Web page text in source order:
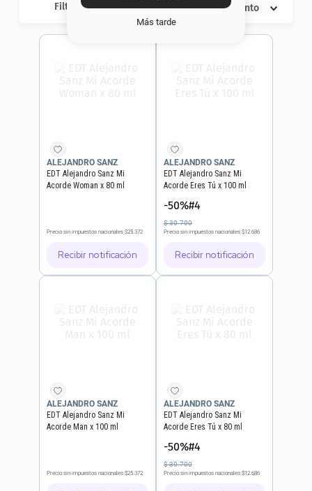
Más tarde
Filtros Descuento
ALEJANDRO SANZ
EDT Alejandro Sanz Mi
Acorde Woman x 80 ml
Precio sin impuestos nacionales $25.372
Recibir notificación
ALEJANDRO SANZ
EDT Alejandro Sanz Mi
Acorde Eres Tú x 100 ml
-50%#4
$30.700
Precio sin impuestos nacionales $12.686
Recibir notificación
ALEJANDRO SANZ
EDT Alejandro Sanz Mi
Acorde Man x 100 ml
Precio sin impuestos nacionales $25.372
ALEJANDRO SANZ
EDT Alejandro Sanz Mi
Acorde Eres Tú x 80 ml
-50%#4
$30.700
Precio sin impuestos nacionales $12.686
base